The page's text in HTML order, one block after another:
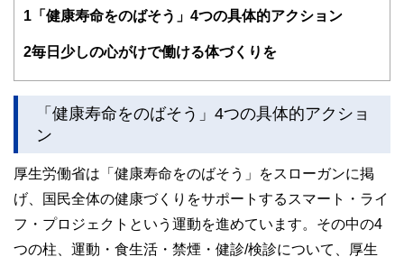
1 「健康寿命をのばそう」4つの具体的アクション
2毎日少しの心がけで働ける体づくりを
「健康寿命をのばそう」4つの具体的アクショ
ン
厚生労働省は「健康寿命をのばそう」をスローガンに掲
げ、国民全体の健康づくりをサポートするスマート・ライ
フ・プロジェクトという運動を進めています。その中の4
つの柱、運動・食生活・禁煙・健診/検診について、厚生